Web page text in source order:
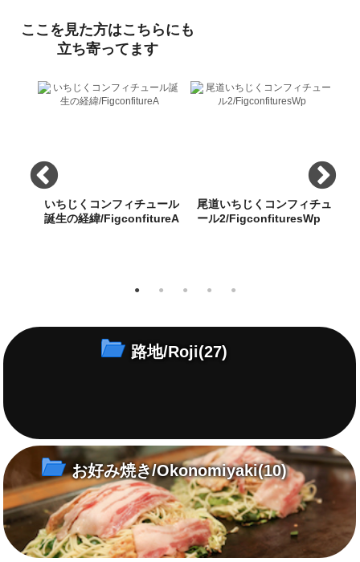
ここを見た方はこちらにも
立ち寄ってます
いちじくコンフィチュール
誕生の経緯/FigconfitureA
尾道ブランドづくりで、発案し
尾道いちじくコンフィチュ
ール2/FigconfituresWp
心のこもった1本の手造りおの
路地/Roji(27)
お好み焼き/Okonomiyaki(10)